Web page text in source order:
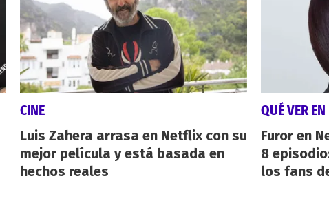
CINE
Luis Zahera arrasa en Netflix con su
mejor película y está basada en
hechos reales
QUÉ VER
Furor en
8
los fans